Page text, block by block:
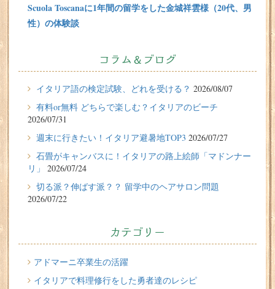
Scuola Toscanaに1年間の留学をした金城祥雲様（20代、男
性）の体験談
有料or無料 どちらで楽しむ？イタリアのビーチ
フィレンツェに1週間の語学留学をしたT.Sさん（10代、女
性）の体験談
2026/07/27
週末に行きたい！イタリア避暑地TOP3
2026/07/24
石畳がキャンバスに！イタリアの路上絵師「マドンナー
リ」
切る派？伸ばす派？？ 留学中のヘアサロン問題
2026/07/20
イタリア人はどんなジェラートを食べる？
コラム＆ブログ
イタリア語の検定試験、どれを受ける？ 2026/08/07
有料or無料 どちらで楽しむ？イタリアのビーチ
2026/07/31
週末に行きたい！イタリア避暑地TOP3 2026/07/27
石畳がキャンバスに！イタリアの路上絵師「マドンナー
リ」
2026/07/24
切る派？伸ばす派？？ 留学中のヘアサロン問題
2026/07/22
カテゴリー
アドマーニ卒業生の活躍
イタリアで料理修行をした勇者達のレシピ